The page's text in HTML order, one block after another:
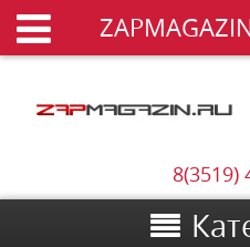
8(3519)